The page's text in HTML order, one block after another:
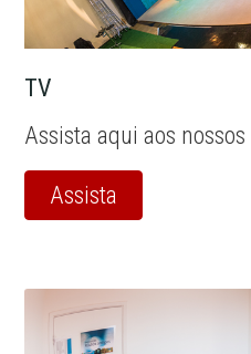
TV
Assista aqui aos
Assista